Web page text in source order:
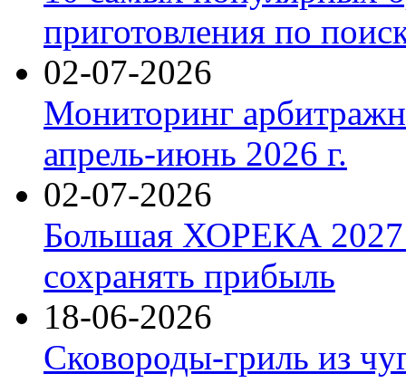
приготовления по
02-07-2026
Мониторинг
апрель-июнь 2026 г.
02-07-2026
Большая ХОРЕКА 2027:
сохранять прибыль
18-06-2026
Сковороды-гриль из